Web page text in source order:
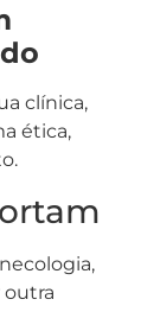
clínica,
ética,